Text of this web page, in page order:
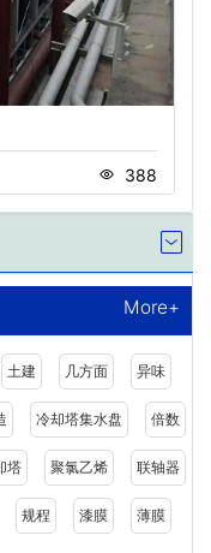
388
More+
土建 几方面 异味
冷却塔集水盘 倍数
塔 聚氯乙烯 联轴器
规程 漆膜 薄膜